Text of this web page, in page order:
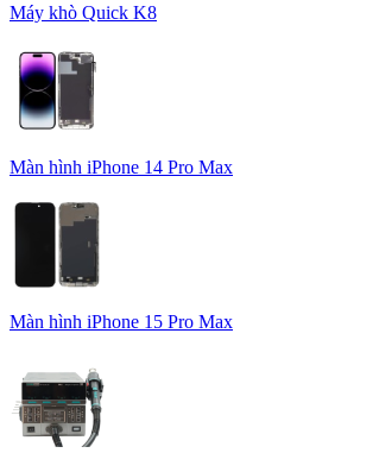
Máy khò Quick K8
Màn hình iPhone 14 Pro Max
Màn hình iPhone 15 Pro Max